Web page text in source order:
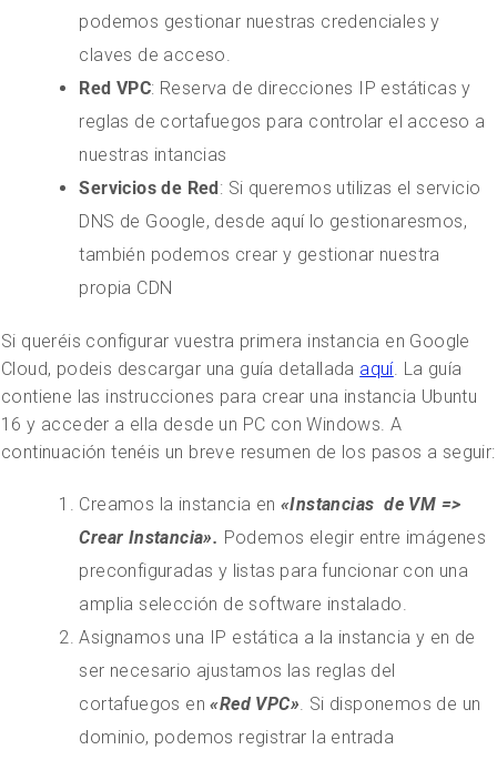
podemos gestionar nuestras credenciales y
claves de acceso.
Red VPC: Reserva de direcciones IP estáticas y
reglas de cortafuegos para controlar el acceso a
nuestras intancias
Servicios de Red: Si queremos utilizas el servicio
DNS de Google, desde aquí lo gestionaresmos,
también podemos crear y gestionar nuestra
propia CDN
Si queréis configurar vuestra primera instancia en Google
Cloud, podeis descargar una guía detallada aquí. La guía
contiene las instrucciones para crear una instancia Ubuntu
16 y acceder a ella desde un PC con Windows. A
continuación tenéis un breve resumen de los pasos a seguir:
Creamos la instancia en «Instancias de VM =>
Crear Instancia». Podemos elegir entre imágenes
preconfiguradas y listas para funcionar con una
amplia selección de software instalado.
Asignamos una IP estática a la instancia y en de
ser necesario ajustamos las reglas del
cortafuegos en«Red VPC». Si disponemos de un
dominio, podemos registrar la entrada